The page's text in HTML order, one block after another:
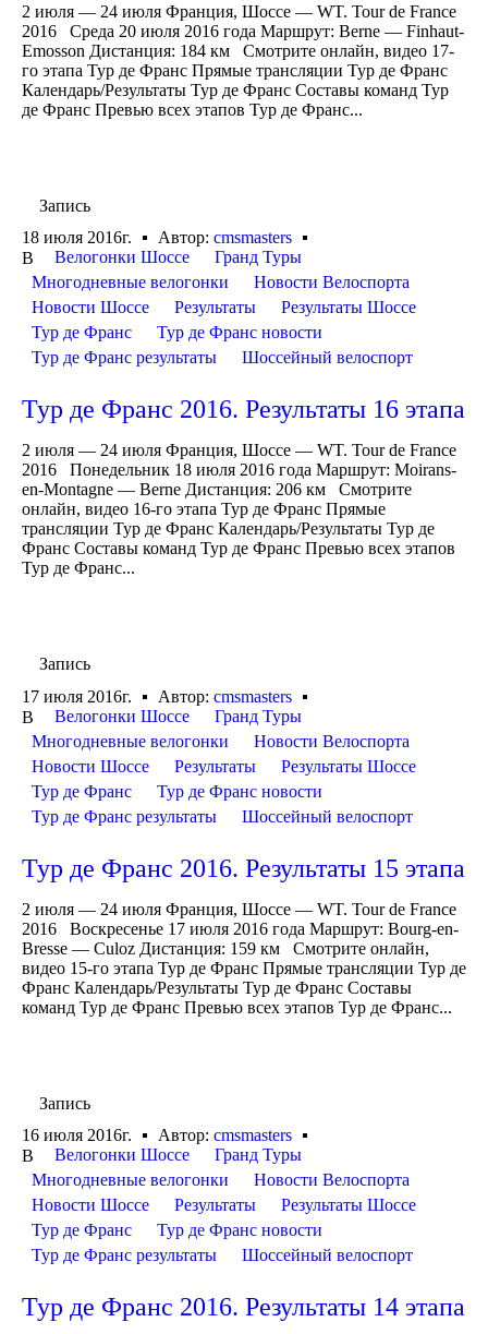
2 июля — 24 июля Франция, Шоссе — WT. Tour de France
2016 Среда 20 июля 2016 года Маршрут: Berne — Finhaut-
Emosson Дистанция: 184 км Смотрите онлайн, видео 17-
го этапа Тур де Франс Прямые трансляции Тур де Франс
Календарь/Результаты Тур де Франс Составы команд Тур
де Франс Превью всех этапов Тур де Франс...
Запись
18 июля 2016г.
Автор: cmsmasters
В
Велогонки Шоссе
Гранд Туры
Многодневные велогонки
Новости Велоспорта
Новости Шоссе
Результаты
Результаты Шоссе
Тур де Франс
Тур де Франс новости
Тур де Франс результаты
Шоссейный велоспорт
Тур де Франс 2016. Результаты 16 этапа
2 июля — 24 июля Франция, Шоссе — WT. Tour de France
2016 Понедельник 18 июля 2016 года Маршрут: Moirans-
en-Montagne — Berne Дистанция: 206 км Смотрите
онлайн, видео 16-го этапа Тур де Франс Прямые
трансляции Тур де Франс Календарь/Результаты Тур де
Франс Составы команд Тур де Франс Превью всех этапов
Тур де Франс...
Запись
17 июля 2016г.
Автор: cmsmasters
В
Велогонки Шоссе
Гранд Туры
Многодневные велогонки
Новости Велоспорта
Новости Шоссе
Результаты
Результаты Шоссе
Тур де Франс
Тур де Франс новости
Тур де Франс результаты
Шоссейный велоспорт
Тур де Франс 2016. Результаты 15 этапа
2 июля — 24 июля Франция, Шоссе — WT. Tour de France
2016 Воскресенье 17 июля 2016 года Маршрут: Bourg-en-
Bresse — Culoz Дистанция: 159 км Смотрите онлайн,
видео 15-го этапа Тур де Франс Прямые трансляции Тур де
Франс Календарь/Результаты Тур де Франс Составы
команд Тур де Франс Превью всех этапов Тур де Франс...
Запись
16 июля 2016г.
Автор: cmsmasters
В
Велогонки Шоссе
Гранд Туры
Многодневные велогонки
Новости Велоспорта
Новости Шоссе
Результаты
Результаты Шоссе
Тур де Франс
Тур де Франс новости
Тур де Франс результаты
Шоссейный велоспорт
Тур де Франс 2016. Результаты 14 этапа